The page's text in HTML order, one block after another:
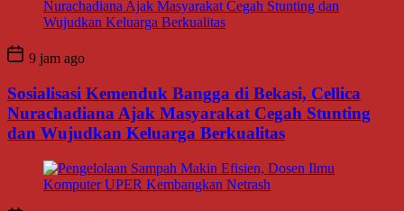
9 jam ago
Sosialisasi Kemenduk Bangga di Bekasi, Cellica
Nurachadiana Ajak Masyarakat Cegah Stunting
dan Wujudkan Keluarga Berkualitas